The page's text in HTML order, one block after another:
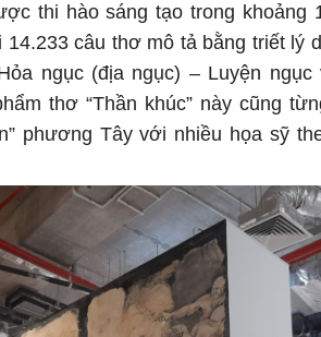
thi hào sáng tạo trong khoảng
câu thơ mô tả bằng triết lý
ngục (địa ngục) – Luyện ngục
thơ “Thần khúc” này cũng
phương Tây với nhiều họa sỹ